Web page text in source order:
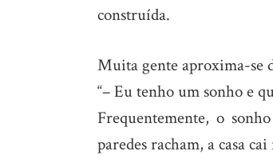
construída.
Muita gente aproxima-se
“– Eu tenho um sonho e
Frequentemente, o
paredes racham, a casa